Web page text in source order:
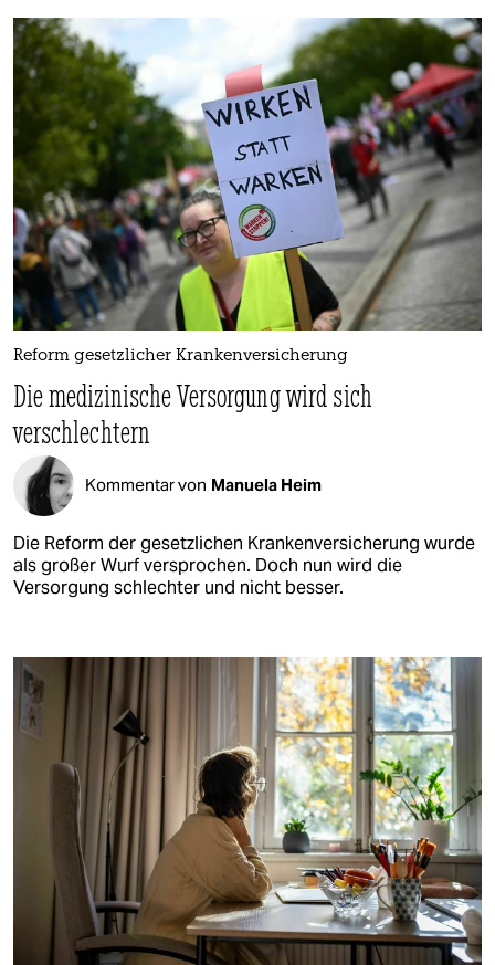
Reform gesetzlicher Krankenversicherung
Die medizinische Versorgung wird sich
verschlechtern
Kommentar von Manuela Heim
Die Reform der gesetzlichen Krankenversicherung wurde
als großer Wurf versprochen. Doch nun wird die
Versorgung schlechter und nicht besser.